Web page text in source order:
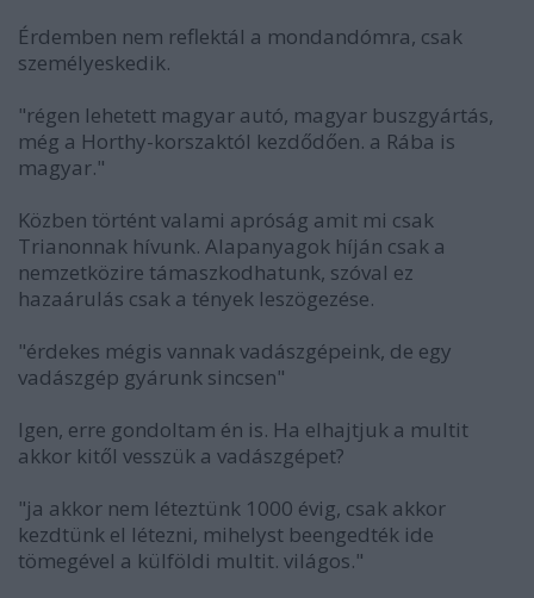
Érdemben nem reflektál a mondandómra, csak
személyeskedik.
"régen lehetett magyar autó, magyar buszgyártás,
még a Horthy-korszaktól kezdődően. a Rába is
magyar."
Közben történt valami apróság amit mi csak
Trianonnak hívunk. Alapanyagok híján csak a
nemzetközire támaszkodhatunk, szóval ez
hazaárulás csak a tények leszögezése.
"érdekes mégis vannak vadászgépeink, de egy
vadászgép gyárunk sincsen"
Igen, erre gondoltam én is. Ha elhajtjuk a multit
akkor kitől vesszük a vadászgépet?
"ja akkor nem léteztünk 1000 évig, csak akkor
kezdtünk el létezni, mihelyst beengedték ide
tömegével a külföldi multit. világos."